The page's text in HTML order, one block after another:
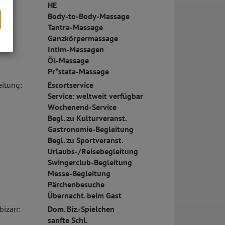
HE
Body-to-Body-Massage
Tantra-Massage
Ganzkörpermassage
Intim-Massagen
Öl-Massage
Pr*stata-Massage
Escortservice
Service: weltweit verfügbar
Wochenend-Service
Begl. zu Kulturveranst.
Gastronomie-Begleitung
Begl. zu Sportveranst.
Urlaubs-/Reisebegleitung
Swingerclub-Begleitung
Messe-Begleitung
Pärchenbesuche
Übernacht. beim Gast
Dom. Biz.-Spielchen
sanfte Schl.